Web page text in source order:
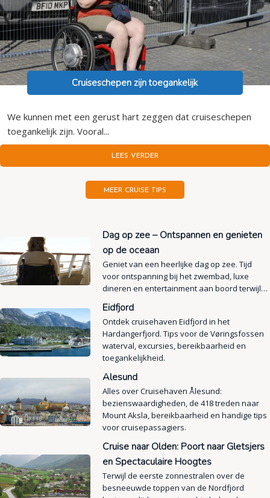
Cruiseschepen zijn toegankelijk
We kunnen met een gerust hart zeggen dat cruiseschepen
toegankelijk zijn. Vooral...
LEES VERDER
MEER CRUISE TIPS
Dag op zee – Ontspannen en genieten
op de oceaan
Geniet van een heerlijke dag op zee. Tijd
voor ontspanning bij het zwembad, luxe
dineren en entertainment aan boord terwijl…
Eidfjord
Ontdek cruisehaven Eidfjord in het
Hardangerfjord. Tips voor de Vøringsfossen
waterval, excursies, bereikbaarheid en
toegankelijkheid.
Alesund
Alles over Cruisehaven Ålesund:
bezienswaardigheden, de 418 treden naar
Mount Aksla, bereikbaarheid en handige tips
voor cruisepassagiers.
Cruise naar Olden: Poort naar Gletsjers
en Spectaculaire Hoogtes
Terwijl de eerste zonnestralen over de
besneeuwde toppen van de Nordfjord